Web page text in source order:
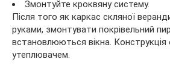
Змонтуйте кроквяну систему.
Після того як каркас скляної
руками, змонтувати покрівельний
встановлюються вікна.
утеплювачем.